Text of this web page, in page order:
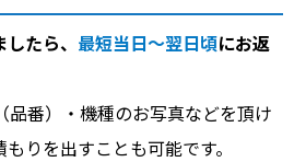
たら、 最短当日～翌日頃にお返
品番）・機種のお写真などを頂け
りを出すことも可能です。